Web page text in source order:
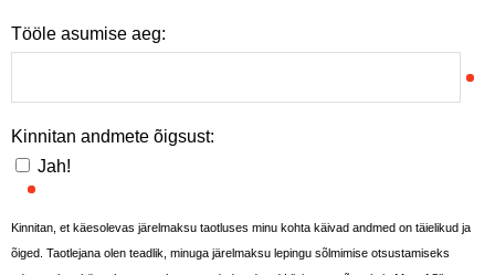
Tööle asumise aeg:
Kinnitan andmete õigsust:
Jah!
Kinnitan, et käesolevas järelmaksu taotluses minu kohta käivad andmed on täielikud ja
õiged. Taotlejana olen teadlik, minuga järelmaksu lepingu sõlmimise otsustamiseks